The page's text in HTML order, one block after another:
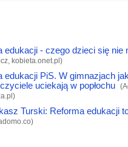
edukacji - czego dzieci się nie
kobieta.onet.pl )
edukacji PiS. W gimnazjach
uciekają w popłochu
)
Turski: Reforma edukacji
)